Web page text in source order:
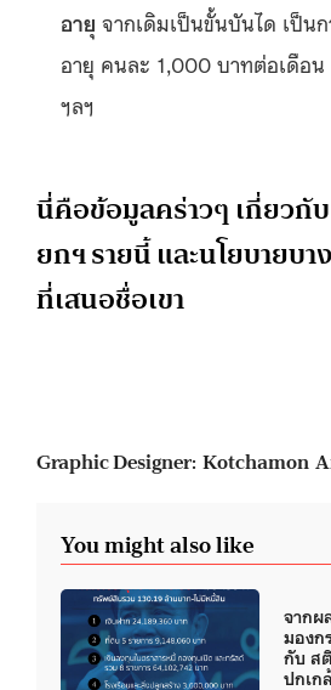
อายุ จากเดิมเป็นขั้นบันได เป็น
อายุ คนละ 1,000 บาทต่อเดือน
ฯลฯ
นี่คือข้อมูลคร่าวๆ เกี่ยวกั
ยกฯ รายนี้ และนโยบายบ
ที่เสนอชื่อเขา
Graphic Designer: Kotchamon
You might also like
จากผ
มองก
กับ ส
ปกเก